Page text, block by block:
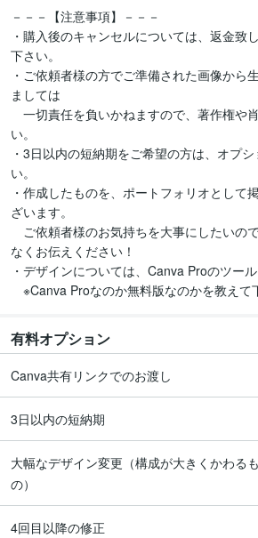
－－－【注意事項】－－－
・購入後のキャンセルについては、返金致
下さい。
・ご依頼者様の方でご準備された画像から
ましては
一切責任を負いかねますので、著作権や
い。
・3日以内の短納期をご希望の方は、オプ
い。
・作成したものを、ポートフォリオとして
ざいます。
ご依頼者様のお気持ちを大事にしたいの
なくお伝えください！
・デザインについては、Canva Proのツール
※Canva Proなのか無料版なのかを教えて
有料オプション
Canva共有リンクでのお渡し
3日以内の短納期
大幅なデザイン変更（構成が大きくかわるも
の）
4回目以降の修正